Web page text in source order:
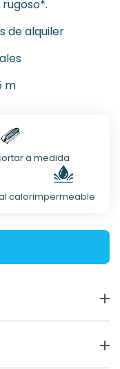
de alquiler
m
a medida
calorimpermeable